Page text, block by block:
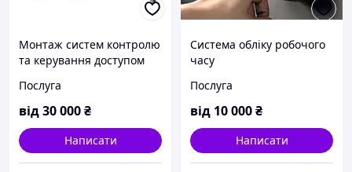
Монтаж систем контролю
та керування доступом
Послуга
від30 000₴
Написати
Система обліку робочого
часу
Послуга
від 10 000₴
Написати